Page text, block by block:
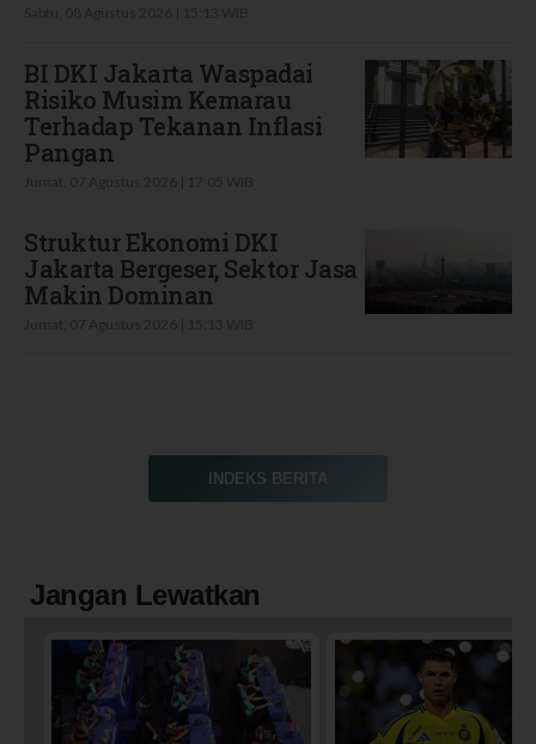
BI DKI Jakarta Waspadai
Risiko Musim Kemarau
Terhadap Tekanan Inflasi
Pangan
Struktur Ekonomi DKI
Jakarta Bergeser, Sektor Jasa
Makin Dominan
INDEKS BERITA
Jangan Lewatkan